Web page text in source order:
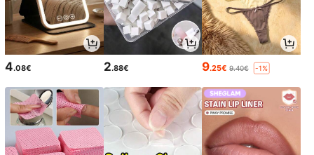
4.08€ 2.88€ 9.25€ 9.40€ -1%